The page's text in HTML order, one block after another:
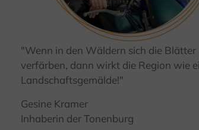
© Kulturland Kreis Höxter /
"Wenn in den Wäldern sich die Blätter
verfärben, dann wirkt die Region wie
Landschaftsgemälde!"
Gesine Kramer
Inhaberin der Tonenburg